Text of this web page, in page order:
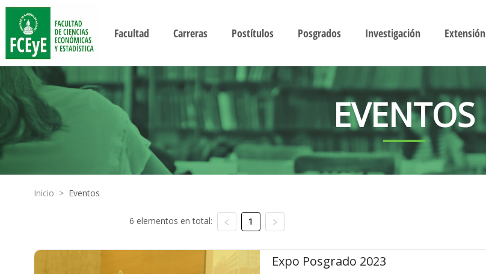
Facultad Carreras Postítulos Posgrados Investigación Extensión
EVENTOS
Inicio > Eventos
6 elementos en total: 1
Expo Posgrado 2023